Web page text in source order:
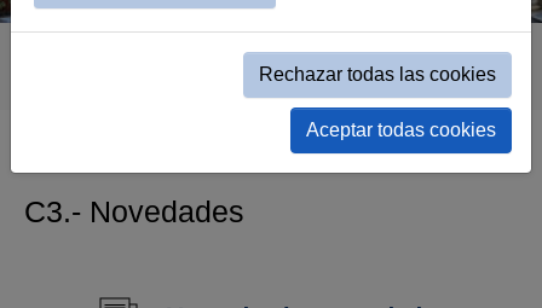
Estás
C.- Inform. de Interés
C3.- Novedades
C3.- Novedades
Rechazar todas las cookies
Aceptar todas cookies